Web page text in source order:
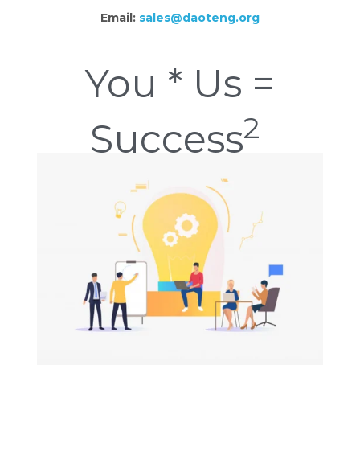
Email: sales@daoteng.org
You * Us =
Success2